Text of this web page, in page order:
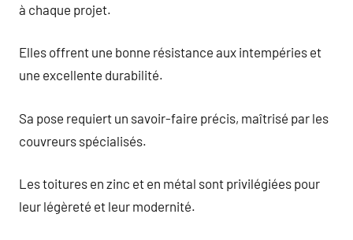
à chaque projet.
Elles offrent une bonne résistance aux intempéries et
une excellente durabilité.
Sa pose requiert un savoir-faire précis, maîtrisé par les
couvreurs spécialisés.
Les toitures en zinc et en métal sont privilégiées pour
leur légèreté et leur modernité.